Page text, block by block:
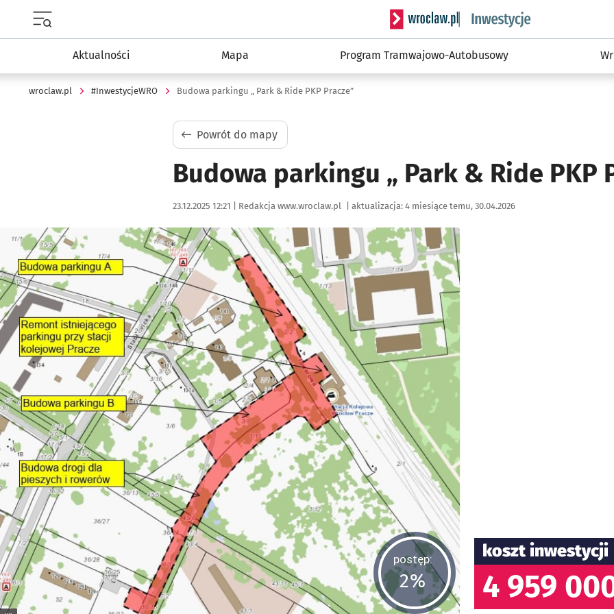
Serwis informacyjny wroclaw.pl podserwis:
Aktualności Mapa Program Tramwajowo-Autobusowy
wroclaw.pl #InwestycjeWRO Budowa parkingu „ Park & Ride PKP Pracze”
Powrót do mapy
Budowa parkingu „ Park & Ride PKP
Data publikacji:
23.12.2025 12:21 | Autor:
Redakcja www.wroclaw.pl aktualizacja: 4 miesiące temu, 30.04.2026
Kliknij, aby powiększyć
postęp:
2%
koszt inwestycji
4 959